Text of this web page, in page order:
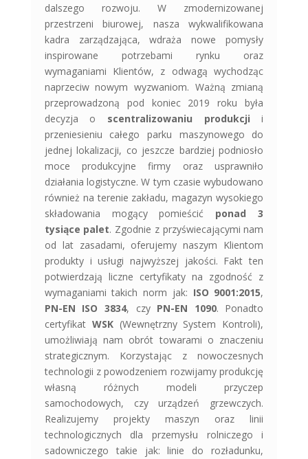
dalszego rozwoju. W zmodernizowanej
przestrzeni biurowej, nasza wykwalifikowana
kadra zarządzająca, wdraża nowe pomysły
inspirowane potrzebami rynku oraz
wymaganiami Klientów, z odwagą wychodząc
naprzeciw nowym wyzwaniom. Ważną zmianą
przeprowadzoną pod koniec 2019 roku była
decyzja o scentralizowaniu produkcji i
przeniesieniu całego parku maszynowego do
jednej lokalizacji, co jeszcze bardziej podniosło
moce produkcyjne firmy oraz usprawniło
działania logistyczne. W tym czasie wybudowano
również na terenie zakładu, magazyn wysokiego
składowania mogący pomieścić ponad 3
tysiące palet. Zgodnie z przyświecającymi nam
od lat zasadami, oferujemy naszym Klientom
produkty i usługi najwyższej jakości. Fakt ten
potwierdzają liczne certyfikaty na zgodność z
wymaganiami takich norm jak: ISO 9001:2015,
PN-EN ISO 3834, czy PN-EN 1090. Ponadto
certyfikat WSK(Wewnętrzny System Kontroli),
umożliwiają nam obrót towarami o znaczeniu
strategicznym. Korzystając z nowoczesnych
technologii z powodzeniem rozwijamy produkcję
własną różnych modeli przyczep
samochodowych, czy urządzeń grzewczych.
Realizujemy projekty maszyn oraz linii
technologicznych dla przemysłu rolniczego i
sadowniczego takie jak: linie do rozładunku,